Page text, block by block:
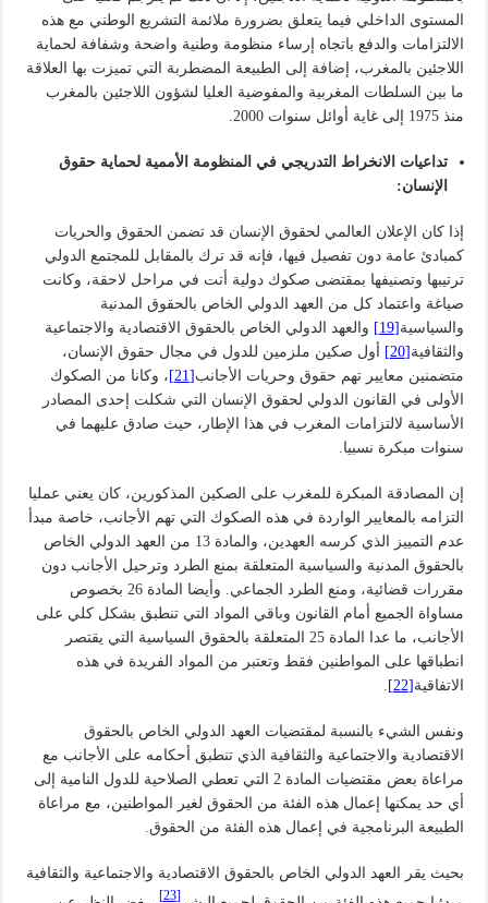
المستوى الداخلي فيما يتعلق بضرورة ملائمة التشريع الوطني مع هذه
الالتزامات والدفع باتجاه إرساء منظومة وطنية واضحة وشفافة لحماية
اللاجئين بالمغرب، إضافة إلى الطبيعة المضطربة التي تميزت بها العلاقة
ما بين السلطات المغربية والمفوضية العليا لشؤون اللاجئين بالمغرب
منذ 1975 إلى غاية أوائل سنوات 2000.
تداعيات الانخراط التدريجي في المنظومة الأممية لحماية حقوق
الإنسان:
إذا كان الإعلان العالمي لحقوق الإنسان قد تضمن الحقوق والحريات
كمبادئ عامة دون تفصيل فيها، فإنه قد ترك بالمقابل للمجتمع الدولي
ترتيبها وتصنيفها بمقتضى صكوك دولية أتت في مراحل لاحقة، وكانت
صياغة واعتماد كل من العهد الدولي الخاص بالحقوق المدنية
والسياسية[19]
والعهد الدولي الخاص بالحقوق الاقتصادية والاجتماعية
والثقافية[20]
أول صكين ملزمين للدول في مجال حقوق الإنسان،
متضمنين معايير تهم حقوق وحريات الأجانب[21]
، وكانا من الصكوك
الأولى في القانون الدولي لحقوق الإنسان التي شكلت إحدى المصادر
الأساسية لالتزامات المغرب في هذا الإطار، حيث صادق عليهما في
سنوات مبكرة نسبيا.
إن المصادقة المبكرة للمغرب على الصكين المذكورين، كان يعني عمليا
التزامه بالمعايير الواردة في هذه الصكوك التي تهم الأجانب، خاصة مبدأ
عدم التمييز الذي كرسه العهدين، والمادة 13 من العهد الدولي الخاص
بالحقوق المدنية والسياسية المتعلقة بمنع الطرد وترحيل الأجانب دون
مقررات قضائية، ومنع الطرد الجماعي. وأيضا المادة 26 بخصوص
مساواة الجميع أمام القانون وباقي المواد التي تنطبق بشكل كلي على
الأجانب، ما عدا المادة 25 المتعلقة بالحقوق السياسية التي يقتصر
انطباقها على المواطنين فقط وتعتبر من المواد الفريدة في هذه
الاتفاقية[22]
ونفس الشيء بالنسبة لمقتضيات العهد الدولي الخاص بالحقوق
الاقتصادية والاجتماعية والثقافية الذي تنطبق أحكامه على الأجانب مع
مراعاة بعض مقتضيات المادة 2 التي تعطي الصلاحية للدول النامية إلى
أي حد يمكنها إعمال هذه الفئة من الحقوق لغير المواطنين، مع مراعاة
الطبيعة البرنامجية في إعمال هذه الفئة من الحقوق.
بحيث يقر العهد الدولي الخاص بالحقوق الاقتصادية والاجتماعية والثقافية
[23]